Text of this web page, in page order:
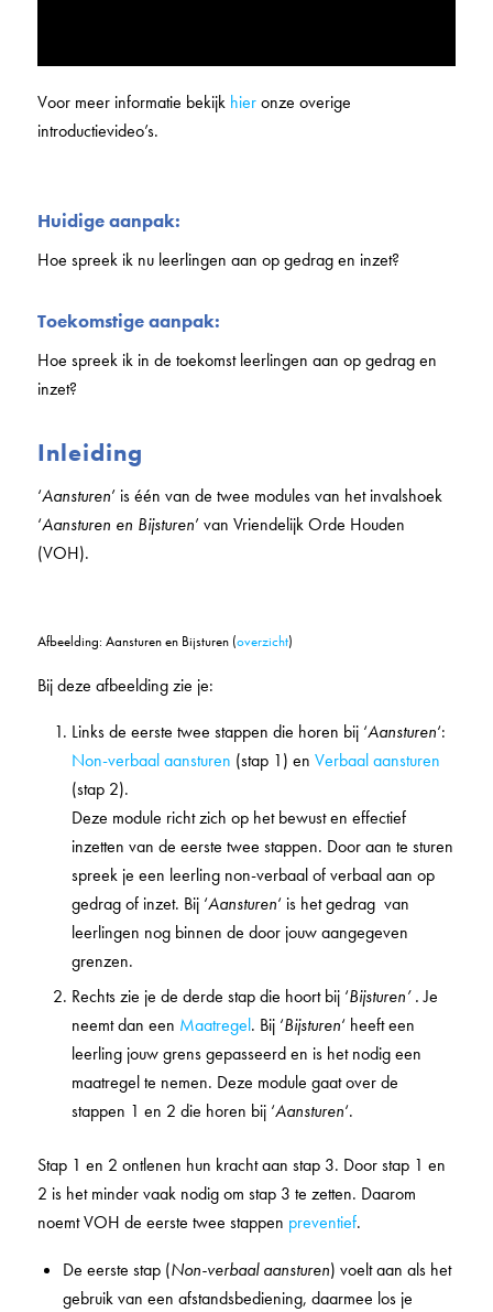
Voor meer informatie bekijk hieronze overige
introductievideo’s.
Huidige aanpak:
Hoe spreek ik nu leerlingen aan op gedrag en inzet?
Toekomstige aanpak:
Hoe spreek ik in de toekomst leerlingen aan op gedrag en
inzet?
Inleiding
‘Aansturen’ is één van de twee modules van het invalshoek
‘Aansturen en Bijsturen’ van Vriendelijk Orde Houden
(VOH).
Afbeelding: Aansturen en Bijsturen (overzicht)
Bij deze afbeelding zie je:
Links de eerste twee stappen die horen bij ‘Aansturen‘:
Non-verbaal aansturen (stap 1) en Verbaal aansturen
(stap 2).
Deze module richt zich op het bewust en effectief
inzetten van de eerste twee stappen. Door aan te sturen
spreek je een leerling non-verbaal of verbaal aan op
gedrag of inzet. Bij ‘Aansturen‘ is het gedrag van
leerlingen nog binnen de door jouw aangegeven
grenzen.
Rechts zie je de derde stap die hoort bij ‘Bijsturen’ .Je
neemt dan een Maatregel. Bij ‘Bijsturen‘ heeft een
leerling jouw grens gepasseerd en is het nodig een
maatregel te nemen. Deze module gaat over de
stappen 1 en 2 die horen bij ‘Aansturen‘.
Stap 1 en 2 ontlenen hun kracht aan stap 3. Door stap 1 en
2 is het minder vaak nodig om stap 3 te zetten. Daarom
noemt VOH de eerste twee stappen preventief.
De eerste stap (Non-verbaal aansturen) voelt aan als het
gebruik van een afstandsbediening, daarmee los je